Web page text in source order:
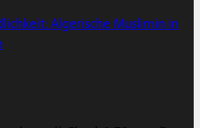
Algerische Muslimin in